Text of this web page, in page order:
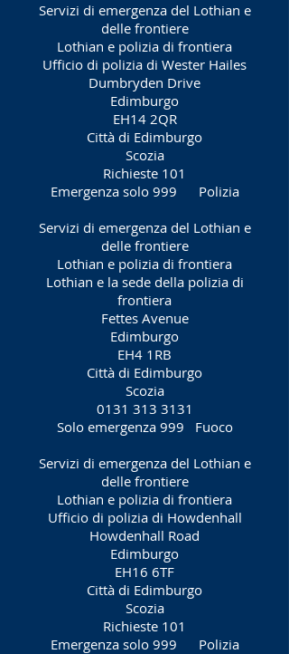
Servizi di emergenza del Lothian e
delle frontiere
Lothian e polizia di frontiera
Ufficio di polizia di Wester Hailes
Dumbryden Drive
Edimburgo
EH14 2QR
Città di Edimburgo
Scozia
Richieste 101
Emergenza solo 999
Polizia
Servizi di emergenza del Lothian e
delle frontiere
Lothian e polizia di frontiera
Lothian e la sede della polizia di
frontiera
Fettes Avenue
Edimburgo
EH4 1RB
Città di Edimburgo
Scozia
0131 313 3131
Solo emergenza 999
Fuoco
Servizi di emergenza del Lothian e
delle frontiere
Lothian e polizia di frontiera
Ufficio di polizia di Howdenhall
Howdenhall Road
Edimburgo
EH16 6TF
Città di Edimburgo
Scozia
Richieste 101
Emergenza solo 999
Polizia